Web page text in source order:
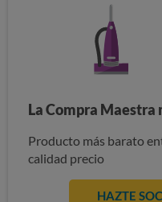
La Compra Maestra
Producto más barato
calidad precio
HAZTE